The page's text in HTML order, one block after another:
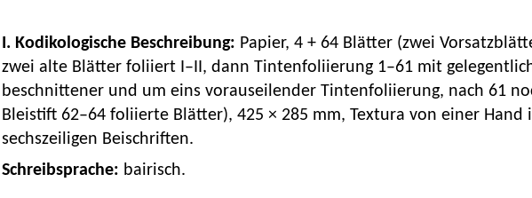
I. Kodikologische Beschreibung: Papier, 4 + 64 Blätter (zwei
zwei alte Blätter foliiert I–II, dann Tintenfoliierung 1–61 mit
beschnittener und um eins vorauseilender Tintenfoliierung, nach 61
Bleistift 62–64 foliierte Blätter), 425 × 285 mm, Textura von einer Hand
sechszeiligen Beischriften.
Schreibsprache: bairisch.